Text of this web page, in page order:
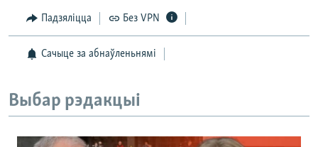
Падзяліцца Без VPN
Сачыце за абнаўленьнямі
Выбар рэдакцыі